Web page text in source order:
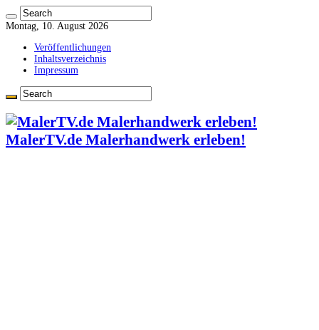
Montag, 10. August 2026
Veröffentlichungen
Inhaltsverzeichnis
Impressum
MalerTV.de Malerhandwerk erleben!